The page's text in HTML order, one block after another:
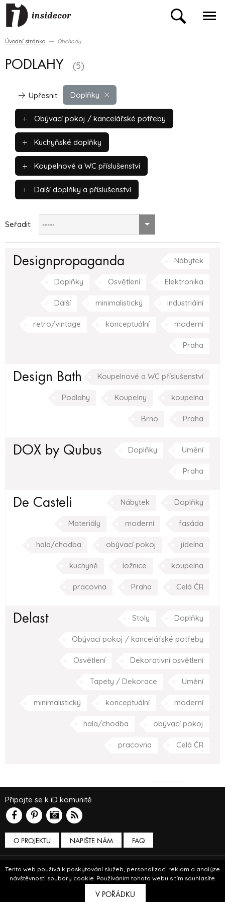
Tento web používá k poskytování služeb, personalizaci reklam a analýze
návštěvnosti soubory cookie. Používáním tohoto webu s tím souhlasíte.
V POŘÁDKU
Úvodní stránka Obchody
PODLAHY (5)
Doplňky
Upřesnit:
Obývací pokoj / kancelářské potřeby
Kuchyňské doplňky
Koupelnové a WC příslušenství
Další doplňky a příslušenství
Seřadit: -----
Designpropaganda Nábytek
Doplňky Osvětlení Elektronika
Další minimalistický industriální
retro/vintage konceptuální moderní
Praha
Design Bath Koupelnové a WC příslušenství
Podlahy Koupelny koupelna
Brno Praha
DOX by Qubus Doplňky Umění
Praha
De Casteli Nábytek Doplňky
Materiály moderní fasáda
hala/chodba obývací pokoj jídelna
kuchyně ložnice koupelna
pracovna Praha Celá ČR
Delast Stoly Doplňky
Obývací pokoj / kancelářské potřeby
Osvětlení Dekorativní osvětlení
Tapety / Dekorace Umění
minimalistický konceptuální moderní
hala/chodba obývací pokoj
pracovna Celá ČR
O PROJEKTU NAPIŠTE NÁM
Připojte se k iD komunitě
FAQ
Podmínky používání
© Insidecor 2013-2019.
Breezy